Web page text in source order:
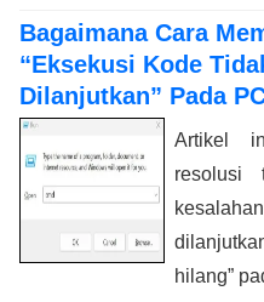
Bagaimana Cara
“Eksekusi Kode
Dilanjutkan” Pada
Artikel
resolusi
hilang”